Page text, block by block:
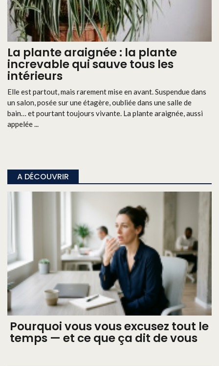
La plante araignée : la plante
increvable qui sauve tous les
intérieurs
Elle est partout, mais rarement mise en avant. Suspendue dans
un salon, posée sur une étagère, oubliée dans une salle de
bain… et pourtant toujours vivante. La plante araignée, aussi
appelée ...
A DÉCOUVRIR
Pourquoi vous vous excusez tout le
temps — et ce que ça dit de vous